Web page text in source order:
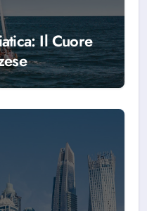
Il Cuore